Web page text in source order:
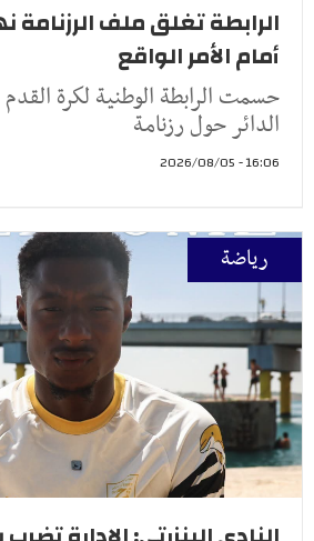
الرابطة تغلق ملف الرزنامة
أمام الأمر الواقع
حسمت الرابطة الوطنية لكرة
الدائر حول رزنامة
16:06 - 2026/08/05
رياضة